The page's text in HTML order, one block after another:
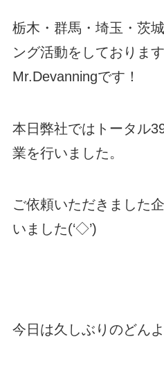
栃木・群馬・埼玉・茨
ング活動をしておりま
Mr.Devanningです！
本日弊社ではトータル
業を行いました。
ご依頼いただきました
いました(‘◇’)ゞ
今日は久しぶりのどん